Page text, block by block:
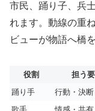
市民、踊り子、兵
れます。動線の重
ビューが物語へ橋
役割 担う
踊り手
行動・決断